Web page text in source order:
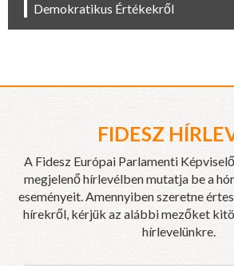
Demokratikus Értékekről
FIDESZ
A Fidesz Európai Parlamenti
megjelenő hírlevélben mutatja be a
eseményeit. Amennyiben szeretne
hírekről, kérjük az alábbi mezőket
hírlevelünkre.